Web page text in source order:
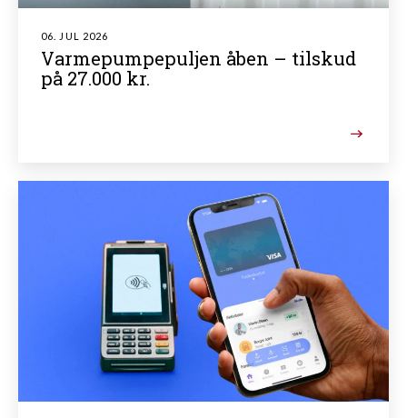
06. JUL 2026
Varmepumpepuljen åben – tilskud
på 27.000 kr.